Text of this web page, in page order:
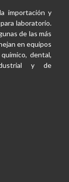
importación y
laboratorio.
de las más
en equipos
dental,
y de